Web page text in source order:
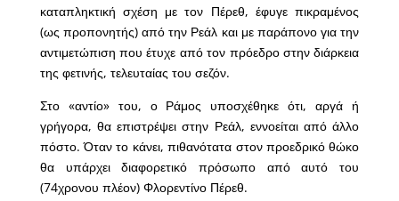
καταπληκτική σχέση με τον Πέρεθ, έφυγε πικραμένος
(ως προπονητής) από την Ρεάλ και με παράπονο για την
αντιμετώπιση που έτυχε από τον πρόεδρο στην διάρκεια
της φετινής, τελευταίας του σεζόν.
Στο «αντίο» του, ο Ράμος υποσχέθηκε ότι, αργά ή
γρήγορα, θα επιστρέψει στην Ρεάλ, εννοείται από άλλο
πόστο. Όταν το κάνει, πιθανότατα στον προεδρικό θώκο
θα υπάρχει διαφορετικό πρόσωπο από αυτό του
(74χρονου πλέον) Φλορεντίνο Πέρεθ.